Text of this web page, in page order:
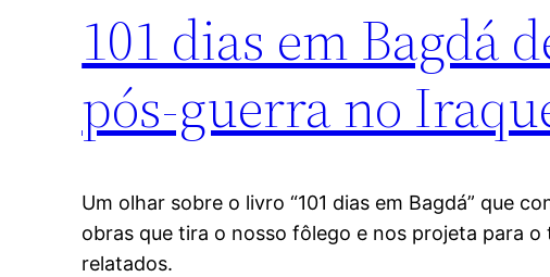
101 dias em Bagdá
pós-guerra no
Um olhar sobre o livro “101 dias em Bagdá” que
obras que tira o nosso fôlego e nos projeta para o
relatados.